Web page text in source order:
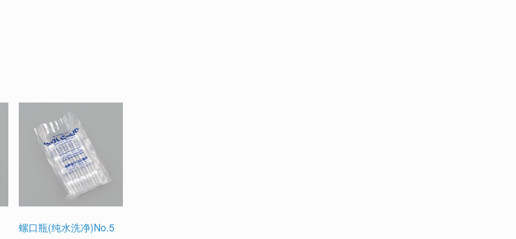
螺口瓶(纯水洗净)No.5